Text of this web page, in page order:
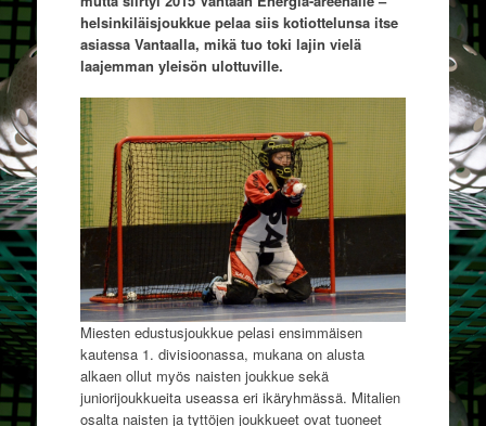
helsinkiläisjoukkue pelaa siis kotiottelunsa itse
asiassa Vantaalla, mikä tuo toki lajin vielä
laajemman yleisön ulottuville.
Miesten edustusjoukkue pelasi ensimmäisen
kautensa 1. divisioonassa, mukana on alusta
alkaen ollut myös naisten joukkue sekä
juniorijoukkueita useassa eri ikäryhmässä. Mitalien
osalta naisten ja tyttöjen joukkueet ovat tuoneet